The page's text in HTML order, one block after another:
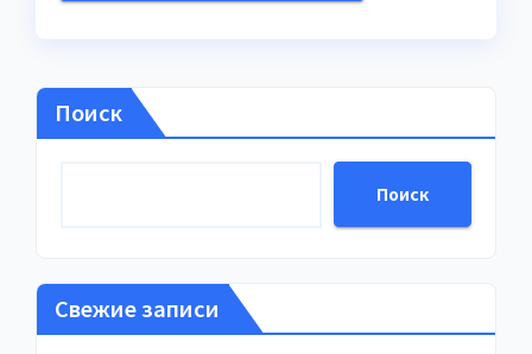
Поиск
Поиск
Свежие записи